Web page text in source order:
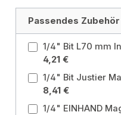
Passendes
4,21 €
1/4" Bit Justier
8,41 €